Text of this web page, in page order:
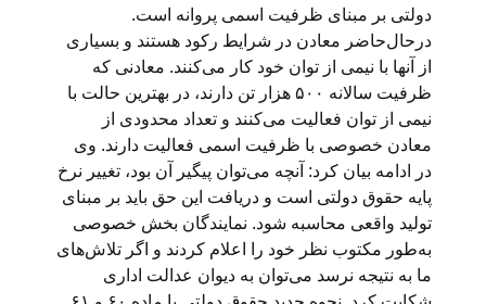
دولتی بر مبنای ظرفیت اسمی پروانه است.
درحال‌حاضر معادن در شرایط رکود هستند و بسیاری
از آنها با نیمی از توان خود کار می‌کنند. معادنی که
ظرفیت سالانه ۵۰۰ هزار تن دارند، در بهترین حالت با
نیمی از توان فعالیت می‌کنند و تعداد محدودی از
معادن خصوصی با ظرفیت اسمی فعالیت دارند. وی
در ادامه بیان کرد: آنچه می‌توان پیگیر آن بود، تغییر نرخ
پایه حقوق دولتی است و دریافت این حق باید بر مبنای
تولید واقعی محاسبه شود. نمایندگان بخش خصوصی
به‌طور مکتوب نظر خود را اعلام کردند و اگر تلاش‌های
ما به نتیجه نرسد می‌توان به دیوان عدالت اداری